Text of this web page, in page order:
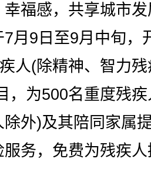
福感，共享城市
月9日至9月中旬，
人(除精神、智力
，为500名重度残
外)及其陪同家属
服务，免费为残疾